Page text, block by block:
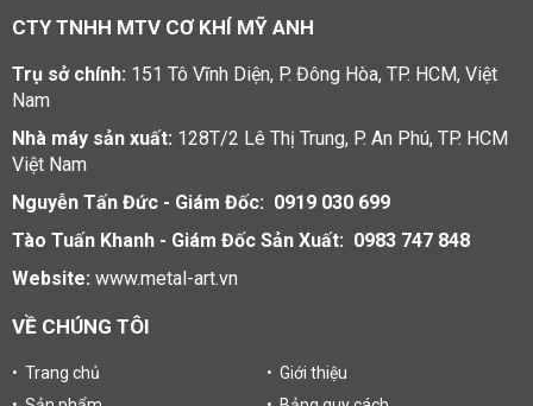
CTY TNHH MTV CƠ KHÍ MỸ ANH
Trụ sở chính: 151 Tô Vĩnh Diện, P. Đông Hòa, TP. HCM, Việt
Nam
Nhà máy sản xuất: 128T/2 Lê Thị Trung, P. An Phú, TP. HCM
Việt Nam
Nguyễn Tấn Đức - Giám Đốc: 0919 030 699
Tào Tuấn Khanh - Giám Đốc Sản Xuất: 0983 747 848
Website: www.metal-art.vn
VỀ CHÚNG TÔI
• Trang chủ
• Giới thiệu